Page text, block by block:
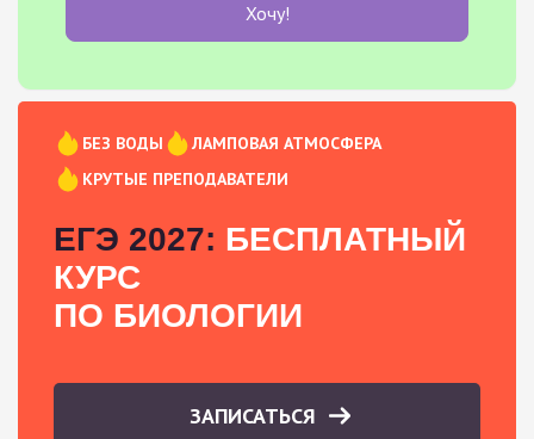
Хочу!
БЕЗ ВОДЫ
ЛАМПОВАЯ АТМОСФЕРА
КРУТЫЕ ПРЕПОДАВАТЕЛИ
ЕГЭ 2027: БЕСПЛАТНЫЙ
КУРС
ПО БИОЛОГИИ
ЗАПИСАТЬСЯ